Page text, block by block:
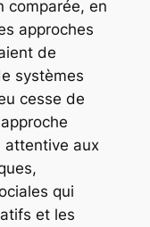
comparée, en
approches
de
systèmes
cesse de
attentive aux
qui
et les